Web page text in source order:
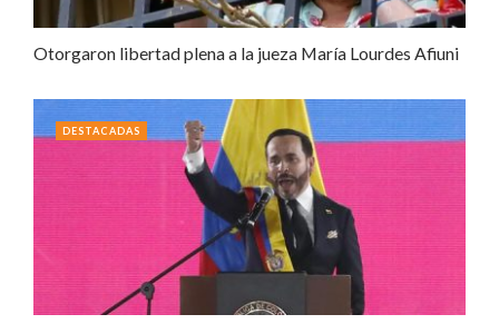
Otorgaron libertad plena a la jueza María Lourdes Afiuni
DESTACADAS